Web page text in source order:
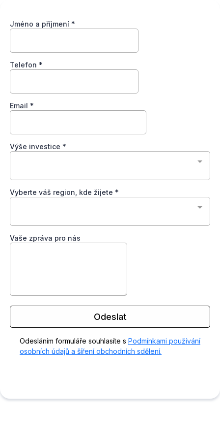
Jméno a příjmení *
Telefon *
Email *
Výše investice *
Vyberte váš region, kde žijete *
Vaše zpráva pro nás
Odeslat
Odesláním formuláře souhlasíte s Podmínkami používání
osobních údajů a šíření obchodních sdělení.